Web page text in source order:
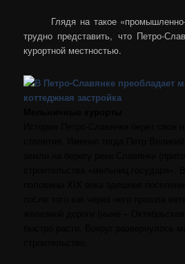
Глядя на такое
трудно представить, что Петро-
курортной местностью.